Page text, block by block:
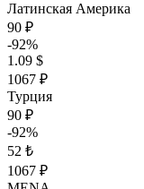
Латинская Америка
90 ₽
-92%
1.09 $
1067 ₽
Турция
90 ₽
-92%
52 ₺
1067 ₽